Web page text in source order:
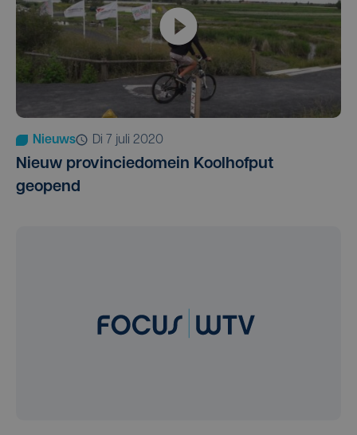
Nieuws di 7 juli 2020
Nieuw provinciedomein Koolhofput
geopend